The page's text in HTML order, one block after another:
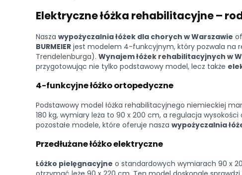
Elektryczne łóżka rehabilitacyjne –
Nasza wypożyczalnia łóżek dla chorych w Warszawie
BURMEIER jest modelem 4-funkcyjnym, który pozwala na
Trendelenburga). Wynajem łóżek rehabilitacyjnych w
przygotowując nie tylko podstawowy model, lecz także
4-funkcyjne łóżko ortopedyczne
Podstawowy model łóżka rehabilitacyjnego niemieckiej
180 kg, wymiary leża to 90 x 200 cm, a regulacja
pozostałe modele, które oferuje nasza wypożyczalnia
Przedłużane łóżko elektryczne
Łóżko pielęgnacyjne o standardowych wymiarach 90 x